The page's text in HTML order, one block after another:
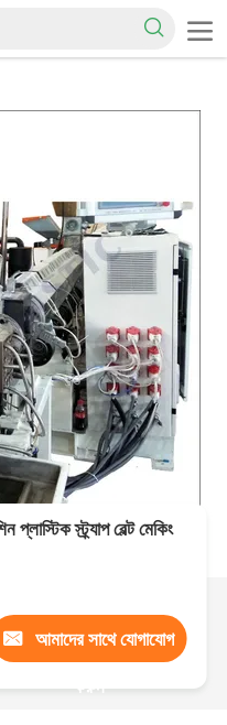
স্ট্র্যাপ বেল্ট মেকিং
আমাদের সাথে যোগাযোগ
করুন